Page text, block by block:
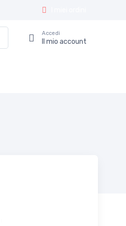
Conferma Accedi
Il mio account